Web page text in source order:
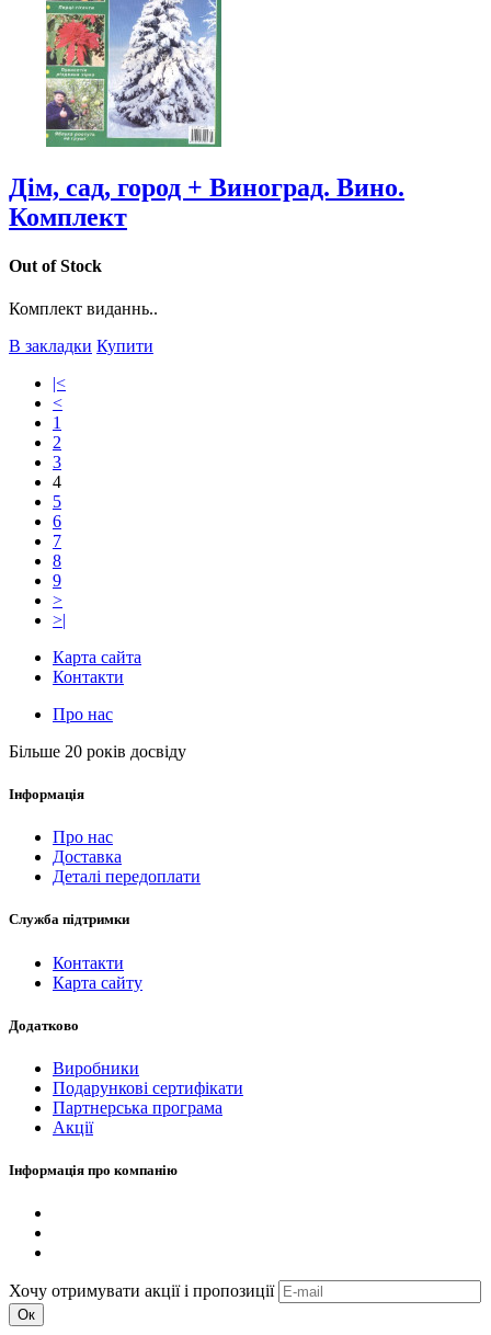
Дім, сад, город + Виноград. Вино.
Комплект
Out of Stock
Комплект виданнь..
В закладки Купити
|<
<
1
2
3
4
5
6
7
8
9
>
>|
Карта сайта
Контакти
Про нас
Більше 20 років досвіду
Інформація
Про нас
Доставка
Деталі передоплати
Служба підтримки
Контакти
Карта сайту
Додатково
Виробники
Подарункові сертифікати
Партнерська програма
Акції
Інформація про компанію
Хочу отримувати акції і пропозиції
Ок